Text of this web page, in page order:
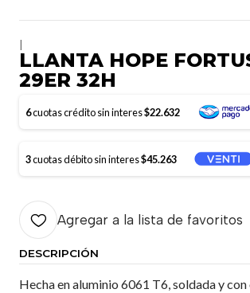
LLANTA HOPE
29ER 32H
6cuotas crédito sin interes$22.632
3cuotas débito sin interes$45.263
Agregar a la lista de favoritos
DESCRIPCIÓN
Hecha en aluminio 6061 T6, soldada y